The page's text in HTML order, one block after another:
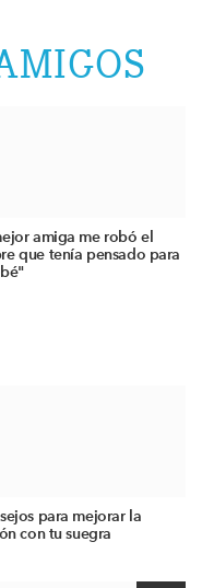
amiga me robó el
que tenía pensado para
para mejorar la
con tu suegra